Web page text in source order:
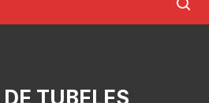
TUBELES